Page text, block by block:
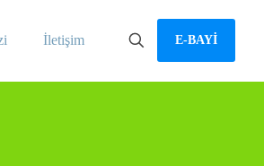
İletişim E-BAYİ